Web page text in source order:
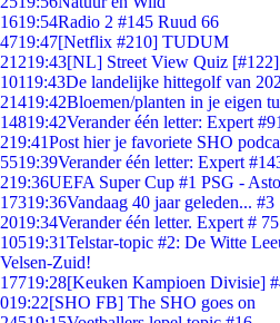
1619:54Radio 2 #145 Ruud 66
4719:47[Netflix #210] TUDUM
21219:43[NL] Street View Quiz
10119:43De landelijke hittegolf van
21419:42Bloemen/planten in je eigen
14819:42Verander één letter: Expert
219:41Post hier je favoriete SHO
5519:39Verander één letter: Expert
219:36UEFA Super Cup #1 PSG -
17319:36Vandaag 40 jaar geleden... #3
2019:34Verander één letter. Expert #
10519:31Telstar-topic #2: De Witte
Velsen-Zuid!
17719:28[Keuken Kampioen Divisie]
019:22[SHO FB] The SHO goes on